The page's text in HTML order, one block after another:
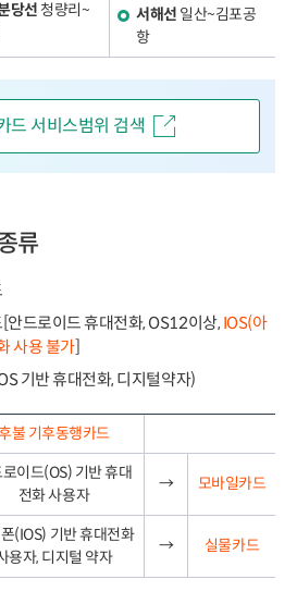
당선 청량리~
서해선 일산~김포공
항
드 서비스범위 검색
류
안드로이드 휴대전화, OS12이상, IOS(아
사용 불가]
기반 휴대전화, 디지털약자)
불 기후동행카드
로이드(OS) 기반 휴대
전화 사용자
→ 모바일카드
(IOS) 기반 휴대전화
용자, 디지털 약자
→ 실물카드